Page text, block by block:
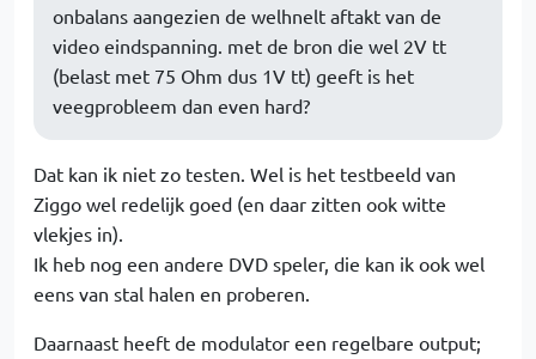
onbalans aangezien de welhnelt aftakt van de
video eindspanning. met de bron die wel 2V tt
(belast met 75 Ohm dus 1V tt) geeft is het
veegprobleem dan even hard?
Dat kan ik niet zo testen. Wel is het testbeeld van
Ziggo wel redelijk goed (en daar zitten ook witte
vlekjes in).
Ik heb nog een andere DVD speler, die kan ik ook wel
eens van stal halen en proberen.
Daarnaast heeft de modulator een regelbare output;